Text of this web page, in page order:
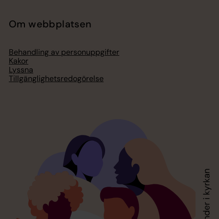
Om webbplatsen
Behandling av personuppgifter
Kakor
Lyssna
Tillgänglighetsredogörelse